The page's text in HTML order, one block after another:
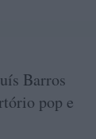
Barros
pop e